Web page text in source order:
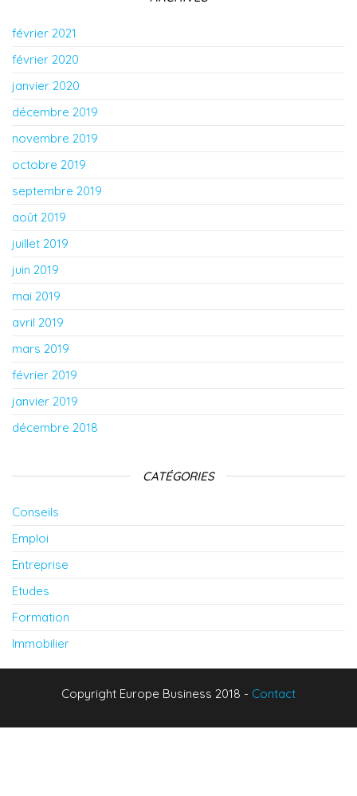
février 2021
février 2020
janvier 2020
décembre 2019
novembre 2019
octobre 2019
septembre 2019
août 2019
juillet 2019
juin 2019
mai 2019
avril 2019
mars 2019
février 2019
janvier 2019
décembre 2018
CATÉGORIES
Conseils
Emploi
Entreprise
Etudes
Formation
Immobilier
Copyright Europe Business 2018 - Contact